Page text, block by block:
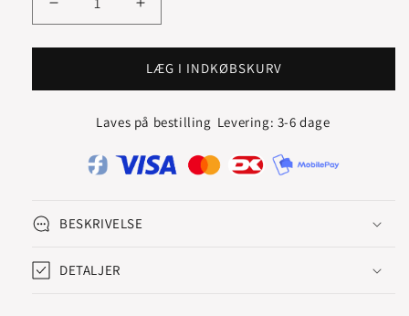
Reducer
antallet
for
CREOLER
DIAMANTER
Øg
antallet
for
ICE
CREOLER
DIAMANTER
MM
LÆG I INDKØBSKURV
Laves på bestilling Levering: 3-6 dage
BESKRIVELSE
DETALJER